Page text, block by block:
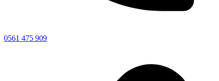
0561 475 909